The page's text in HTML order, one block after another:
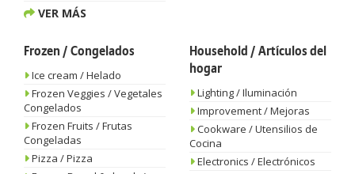
VER MÁS
Frozen / Congelados
Ice cream / Helado
Frozen Veggies / Vegetales
Congelados
Frozen Fruits / Frutas
Congeladas
Pizza / Pizza
Household / Artículos del
hogar
Lighting / Iluminación
Improvement / Mejoras
Cookware / Utensilios de
Cocina
Electronics / Electrónicos